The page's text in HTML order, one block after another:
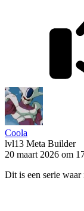
Coola
lvl13 Meta Builder
20 maart 2026 om
Dit is een serie